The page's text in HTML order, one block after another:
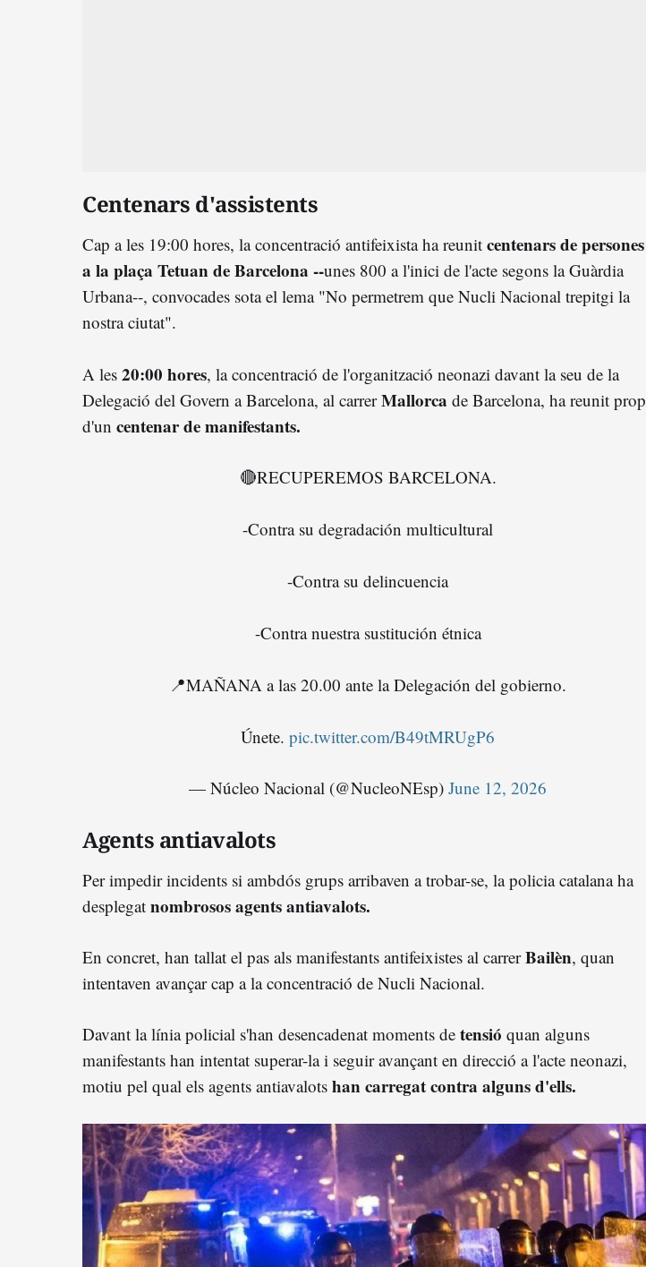
Centenars d'assistents
Cap a les 19:00 hores, la concentració antifeixista ha reunit centenars de persones
a la plaça Tetuan de Barcelona --unes 800 a l'inici de l'acte segons la Guàrdia
Urbana--, convocades sota el lema "No permetrem que Nucli Nacional trepitgi la
nostra ciutat".
A les 20:00 hores, la concentració de l'organització neonazi davant la seu de la
Delegació del Govern a Barcelona, al carrerMallorca de Barcelona, ha reunit prop
d'un centenar de manifestants.
🔴RECUPEREMOS BARCELONA.
-Contra su degradación multicultural
-Contra su delincuencia
-Contra nuestra sustitución étnica
📍MAÑANA a las 20.00 ante la Delegación del gobierno.
Únete.pic.twitter.com/B49tMRUgP6
— Núcleo Nacional (@NucleoNEsp)June 12, 2026
Agents antiavalots
Per impedir incidents si ambdós grups arribaven a trobar-se, la policia catalana ha
desplegat nombrosos agents antiavalots.
En concret, han tallat el pas als manifestants antifeixistes al carrerBailèn, quan
intentaven avançar cap a la concentració de Nucli Nacional.
Davant la línia policial s'han desencadenat moments de tensió quan alguns
manifestants han intentat superar-la i seguir avançant en direcció a l'acte neonazi,
motiu pel qual els agents antiavalots han carregat contra alguns d'ells.